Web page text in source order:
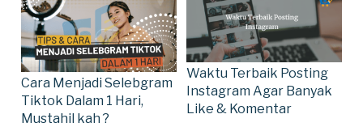
Cara Menjadi Selebgram
Tiktok Dalam 1 Hari,
Mustahil kah ?
Waktu Terbaik Posting
Instagram Agar Banyak
Like & Komentar